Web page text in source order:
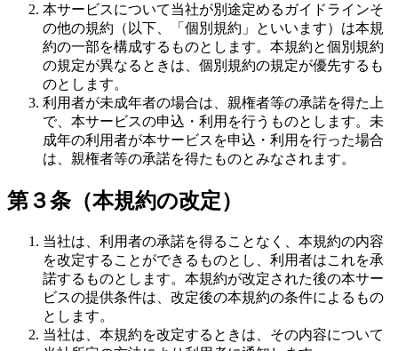
本サービスについて当社が別途定めるガイドラインそ
の他の規約（以下、「個別規約」といいます）は本規
約の一部を構成するものとします。本規約と個別規約
の規定が異なるときは、個別規約の規定が優先するも
のとします。
利用者が未成年者の場合は、親権者等の承諾を得た上
で、本サービスの申込・利用を行うものとします。未
成年の利用者が本サービスを申込・利用を行った場合
は、親権者等の承諾を得たものとみなされます。
第３条（本規約の改定）
当社は、利用者の承諾を得ることなく、本規約の内容
を改定することができるものとし、利用者はこれを承
諾するものとします。本規約が改定された後の本サー
ビスの提供条件は、改定後の本規約の条件によるもの
とします。
当社は、本規約を改定するときは、その内容について